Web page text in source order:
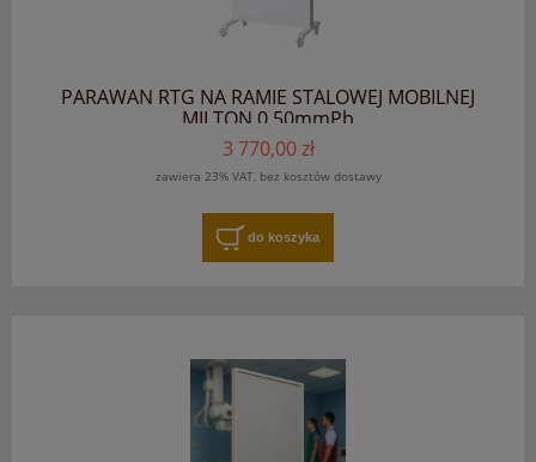
PARAWAN RTG NA RAMIE STALOWEJ MOBILNEJ
MILTON 0.50mmPb
3 770,00 zł
zawiera 23% VAT, bez kosztów dostawy
do koszyka